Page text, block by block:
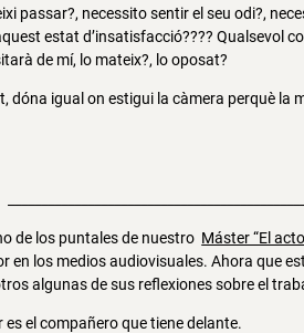
passar?, necessito sentir el seu odi?,
estat d’insatisfacció???? Qualsevol
de mí, lo mateix?, lo oposat?
dóna igual on estigui la càmera perquè
de los puntales de nuestro Máster “El
en los medios audiovisuales. Ahora que
algunas de sus reflexiones sobre el
el compañero que tiene delante.